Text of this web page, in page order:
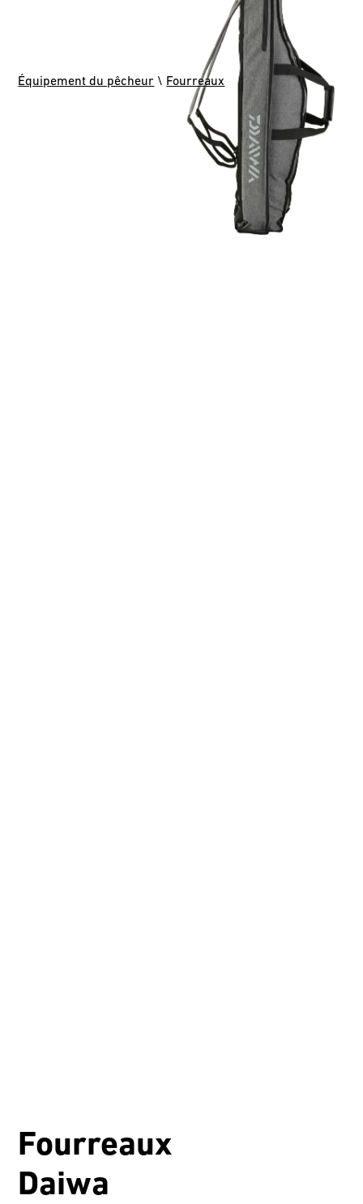
Équipement du pêcheur \ Fourreaux
Fourreaux
Daiwa